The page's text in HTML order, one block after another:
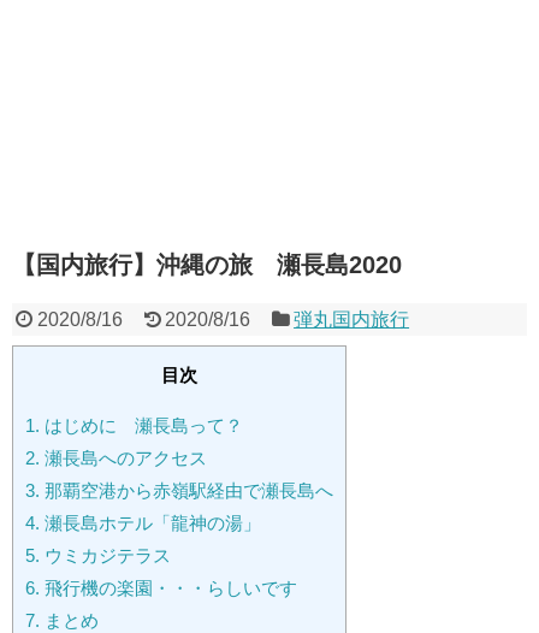
【国内旅行】沖縄の旅 瀬長島2020
2020/8/16 2020/8/16 弾丸国内旅行
目次
1. はじめに 瀬長島って？
2. 瀬長島へのアクセス
3. 那覇空港から赤嶺駅経由で瀬長島へ
4. 瀬長島ホテル「龍神の湯」
5. ウミカジテラス
6. 飛行機の楽園・・・らしいです
7. まとめ